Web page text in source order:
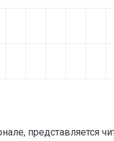
представляется